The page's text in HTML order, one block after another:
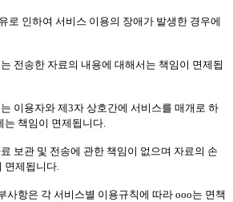
로 인하여 서비스 이용의 장애가 발생한 경우에
전송한 자료의 내용에 대해서는 책임이 면제됩
이용자와 제3자 상호간에 서비스를 매개로 하
책임이 면제됩니다.
보관 및 전송에 관한 책임이 없으며 자료의 손
면제됩니다.
항은 각 서비스별 이용규칙에 따라 ooo는 면책